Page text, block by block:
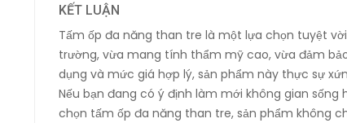
KẾT LUẬN
Tấm ốp đa năng than tre là một lựa chọn tuyệt
trường, vừa mang tính thẩm mỹ cao, vừa đảm
dụng và mức giá hợp lý, sản phẩm này thực sự
Nếu bạn đang có ý định làm mới không gian
chọn tấm ốp đa năng than tre, sản phẩm không